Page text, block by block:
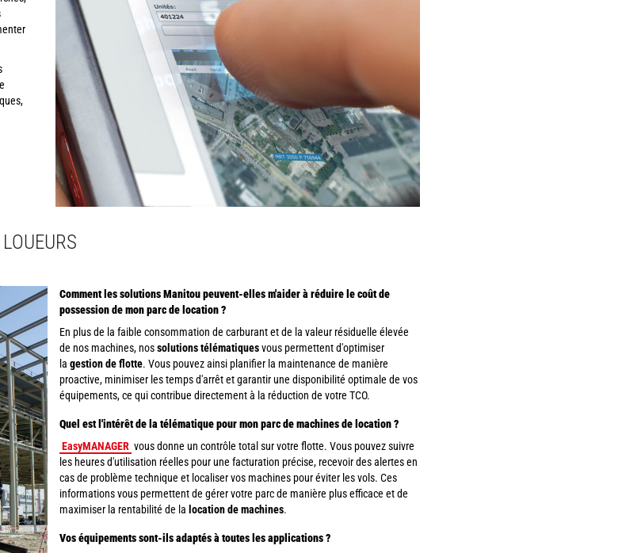
Comment les solutions Manitou peuvent-elles m'aider à réduire le coût de
possession de mon parc de location ?
En plus de la faible consommation de carburant et de la valeur résiduelle élevée
de nos machines, nossolutions télématiquesvous permettent d'optimiser
la gestion de flotte. Vous pouvez ainsi planifier la maintenance de manière
proactive, minimiser les temps d'arrêt et garantir une disponibilité optimale de vos
équipements, ce qui contribue directement à la réduction de votre TCO.
Quel est l'intérêt de la télématique pour mon parc de machines de location ?
EasyMANAGER vous donne un contrôle total sur votre flotte. Vous pouvez suivre
les heures d'utilisation réelles pour une facturation précise, recevoir des alertes en
cas de problème technique et localiser vos machines pour éviter les vols. Ces
informations vous permettent de gérer votre parc de manière plus efficace et de
maximiser la rentabilité de la location de machines.
Vos équipements sont-ils adaptés à toutes les applications ?